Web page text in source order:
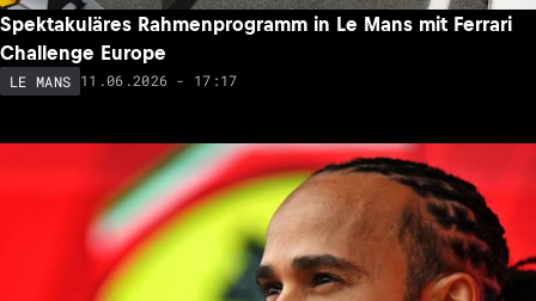
Spektakuläres Rahmenprogramm in Le Mans mit Ferrari
Challenge Europe
LE MANS 11.06.2026 - 17:17